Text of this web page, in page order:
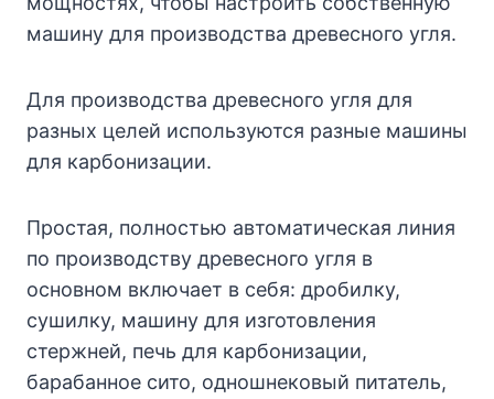
машину для производства древесного угля.
Для производства древесного угля для
разных целей используются разные машины
для карбонизации.
Простая, полностью автоматическая линия
по производству древесного угля в
основном включает в себя: дробилку,
сушилку, машину для изготовления
стержней, печь для карбонизации,
барабанное сито, одношнековый питатель,